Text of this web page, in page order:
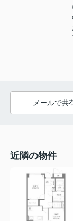
メールで共
近隣の物件